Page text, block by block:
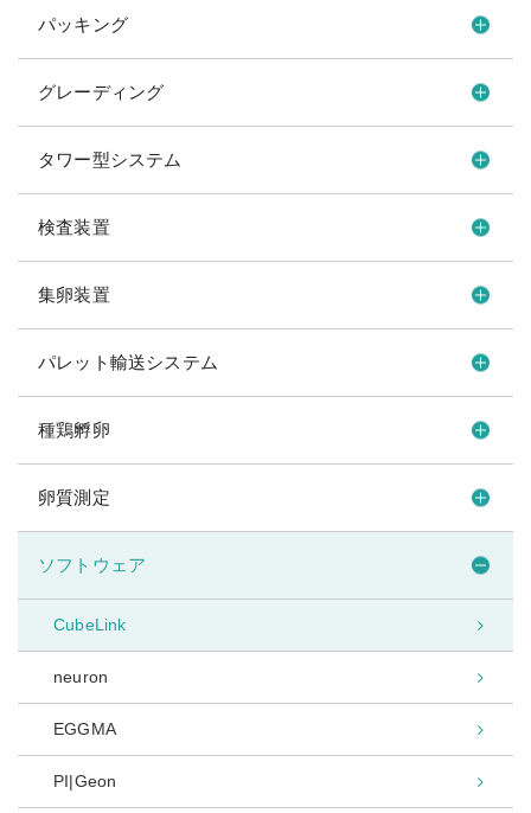
パッキング
グレーディング
タワー型システム
検査装置
集卵装置
パレット輸送システム
種鶏孵卵
卵質測定
ソフトウェア
CubeLink
neuron
EGGMA
PI|Geon